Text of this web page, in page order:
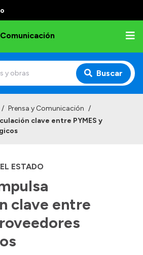
Buscar
/ Prensa y Comunicación /
clave entre PYMES y
ESTADO
clave entre